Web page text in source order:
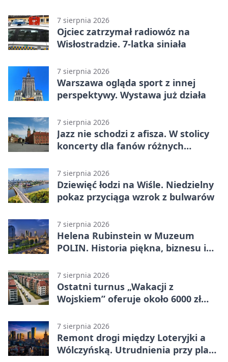
7 sierpnia 2026
Ojciec zatrzymał radiowóz na
Wisłostradzie. 7-latka siniała
7 sierpnia 2026
Warszawa ogląda sport z innej
perspektywy. Wystawa już działa
7 sierpnia 2026
Jazz nie schodzi z afisza. W stolicy
koncerty dla fanów różnych
7 sierpnia 2026
Dziewięć łodzi na Wiśle. Niedzielny
pokaz przyciąga wzrok z bulwarów
7 sierpnia 2026
Helena Rubinstein w Muzeum
POLIN. Historia piękna, biznesu i
7 sierpnia 2026
Ostatni turnus „Wakacji z
Wojskiem” oferuje około 6000 zł
7 sierpnia 2026
Remont drogi między Loteryjki a
Wólczyńską. Utrudnienia przy placu